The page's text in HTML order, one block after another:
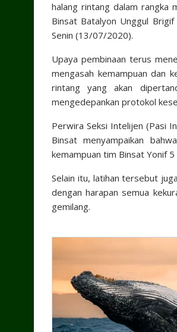
halang rintang dalam rangka
Binsat Batalyon Unggul
Senin (13/07/2020).
Upaya pembinaan terus
mengasah kemampuan dan
rintang yang akan
mengedepankan protokol
Perwira Seksi Intelijen (Pasi
Binsat menyampaikan
kemampuan tim Binsat Yonif
Selain itu, latihan tersebut
dengan harapan semua
gemilang.